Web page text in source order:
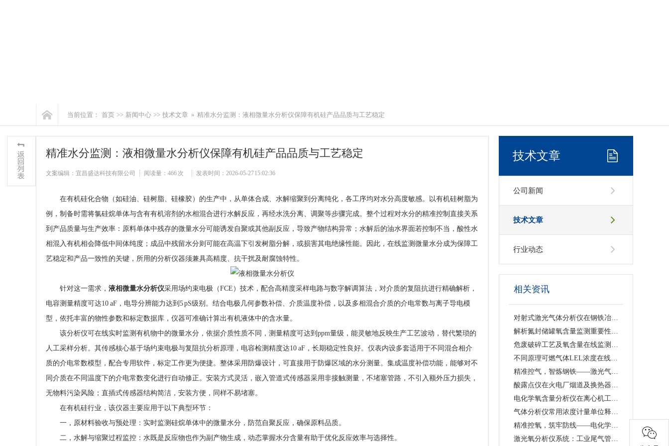
当前位置： 首页 >> 新闻中心 >> 技术文章 » 精准水分监测：液相微量水分析仪保障有机硅产品品质与工艺稳定
精准水分监测：液相微量水分析仪保障有机硅产品品质与工艺稳定
文案编辑：宜昌盛达科技有限公司 阅读量： 466 次 发表时间：2026-05-27 15:02:36
在有机硅化合物（如硅油、硅树脂、硅橡胶）的生产中，从单体合成、水解缩聚到分离纯化，各工序均对水分高度敏感。以有机硅树脂为
例，制备时需将氯硅烷单体与含有有机溶剂的水相混合进行水解反应，再经水洗分离、调聚等步骤完成。整个过程对水分的精准控制直接关系
到产品质量与生产效率：原料单体中残存的微量水分可能诱发自聚或其他副反应，导致产物结构异常；水解后的油水界面若控制不当，酸性水
相混入有机相会降低中间体纯度；成品中残留水分则可能在高温下引发树脂分解，或损害其电绝缘性能。因此，在线监测微量水分成为保障工
艺稳定和产品一致性的关键，所用的分析仪器须兼具高精度、抗干扰及耐腐蚀特性。
针对这一需求， 液相微量水分析仪采用场约束电极（FCE）技术，配合高精度采样电路与数字解调算法，对介质的复阻抗进行精确解析，
电容测量精度可达10 aF，电导分辨能力达到5 pS级别。结合电极几何参数补偿、介质温度补偿，以及多相混合介质的介电常数与离子导电模
型，依托丰富的物性参数和标定数据库，仪器可准确计算出有机液体中的含水量。
该分析仪可在线实时监测有机物中的微量水分，依据介质性质不同，测量精度可达到ppm量级，能灵敏地反映生产工艺波动，替代繁琐的
人工采样分析。其传感核心基于场约束电极与复阻抗分析原理，电容检测精度达10 aF，长期稳定性良好。仪表内设多套适用于不同混合相介
质的介电常数模型，配合专用软件，标定工作更为便捷。整体采用防爆设计，可直接用于防爆区域的水分测量。集成温度补偿功能，能够对不
同介质在不同温度下的介电常数变化进行自动修正。安装方式灵活，嵌入管道式传感器采用非接触测量，不堵塞管路，不引入额外压力损失，
无物料污染风险；直插式传感器结构简洁，安装方便，同样不易堵塞。
在有机硅行业，该仪器主要应用于以下典型环节：
一，原材料验收与预处理：实时监测硅烷单体中的微量水分，防范自聚反应，确保原料品质。
二，水解与缩聚过程监控：水既是反应物也作为副产物生成，动态掌握水分含量有助于优化反应效率与选择性。
技术文章
公司新闻
技术文章
行业动态
相关资讯
对射式激光气体分析仪在钢铁冶金行业的应用与行业价值
解析氮封储罐氧含量监测重要性，原位单端直插激光气体分析仪的落地应用与工艺价值
危废破碎工艺及氧含量在线监测浅析 —— 激光气体分析仪在工艺安全中的应用
不同原理可燃气体LEL浓度在线监测仪技术特点及工业选型指南
精准控气，智炼钢铁——激光气体分析仪赋能钢铁冶炼高效低碳生产
酸露点仪在火电厂烟道及换热器防腐中的应用
电化学氧含量分析仪在离心机工艺中的应用价值与产品解析
气体分析仪常用浓度计量单位释义、换算关系及适用场景说明
精准控氧，筑牢防线——电化学氧含量分析仪在反应釜工艺中的深度应用
激光氧分析仪系统：工业尾气管道精准测氧、筑牢工艺安全防线